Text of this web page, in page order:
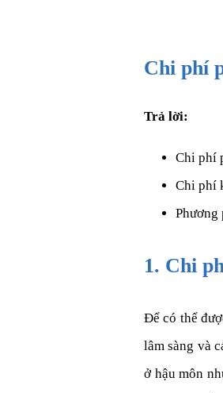
Chi phí
Trả lời:
Chi phí
Chi phí
Phương
1. Chi
Để có thể
lâm sàng và
ở hậu môn